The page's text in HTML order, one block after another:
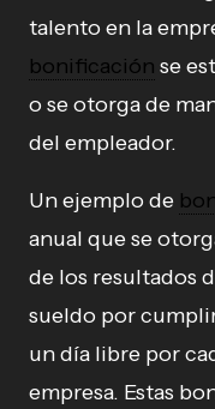
talento en la
bonificación se
o se otorga de
del empleador.
Un ejemplo de
anual que se
de los resultados
sueldo por
un día libre por
empresa. Estas